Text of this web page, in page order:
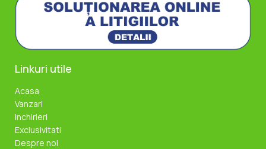
Linkuri utile
Acasa
Vanzari
Inchirieri
Exclusivitati
Despre noi